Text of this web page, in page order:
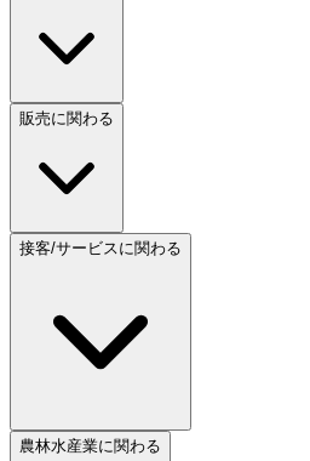
販売に関わる
接客/サービスに関わる
農林水産業に関わる